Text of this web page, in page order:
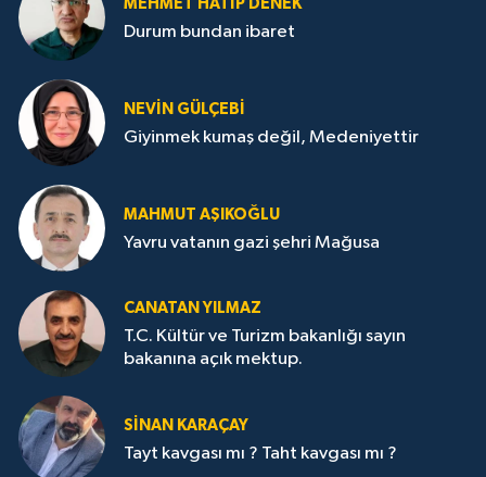
MEHMET HATİP DENEK
Durum bundan ibaret
NEVİN GÜLÇEBİ
Giyinmek kumaş değil, Medeniyettir
MAHMUT AŞIKOĞLU
Yavru vatanın gazi şehri Mağusa
CANATAN YILMAZ
T.C. Kültür ve Turizm bakanlığı sayın
bakanına açık mektup.
SİNAN KARAÇAY
Tayt kavgası mı ? Taht kavgası mı ?